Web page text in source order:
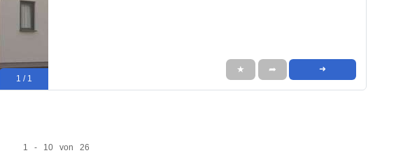
1 / 1
★ ➦ ➜
1 - 10 von 26